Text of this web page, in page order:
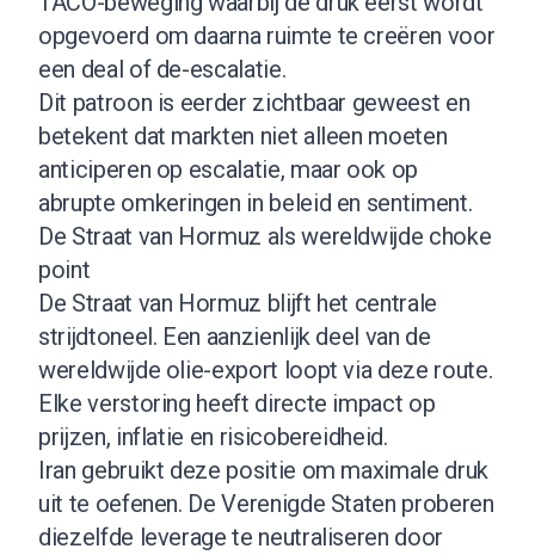
opgevoerd om daarna ruimte te creëren voor
een deal of de-escalatie.
Dit patroon is eerder zichtbaar geweest en
betekent dat markten niet alleen moeten
anticiperen op escalatie, maar ook op
abrupte omkeringen in beleid en sentiment.
De Straat van Hormuz als wereldwijde choke
point
De Straat van Hormuz blijft het centrale
strijdtoneel. Een aanzienlijk deel van de
wereldwijde olie-export loopt via deze route.
Elke verstoring heeft directe impact op
prijzen, inflatie en risicobereidheid.
Iran gebruikt deze positie om maximale druk
uit te oefenen. De Verenigde Staten proberen
diezelfde leverage te neutraliseren door